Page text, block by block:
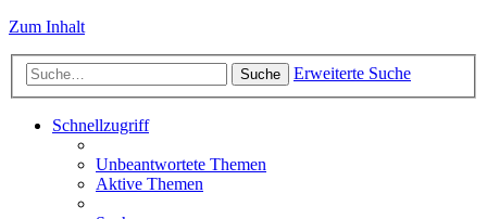
Zum Inhalt
Suche Erweiterte Suche
Schnellzugriff
Unbeantwortete Themen
Aktive Themen